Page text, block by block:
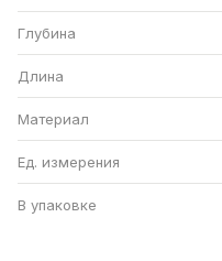
Глубина
Длина
Материал
Ед. измерения
В упаковке